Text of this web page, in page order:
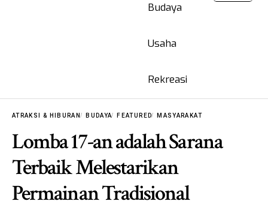
Budaya
Usaha
Rekreasi
ATRAKSI & HIBURAN BUDAYA FEATURED MASYARAKAT
Lomba 17-an adalah Sarana
Terbaik Melestarikan
Permainan Tradisional